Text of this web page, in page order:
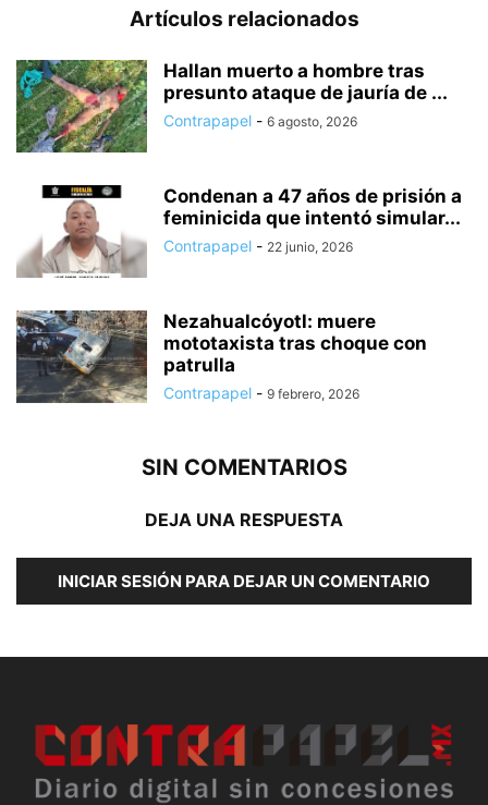
Artículos relacionados
Hallan muerto a hombre tras
presunto ataque de jauría de ...
Contrapapel - 6 agosto, 2026
Condenan a 47 años de prisión a
feminicida que intentó simular...
Contrapapel - 22 junio, 2026
Nezahualcóyotl: muere
mototaxista tras choque con
patrulla
Contrapapel - 9 febrero, 2026
SIN COMENTARIOS
DEJA UNA RESPUESTA
INICIAR SESIÓN PARA DEJAR UN COMENTARIO